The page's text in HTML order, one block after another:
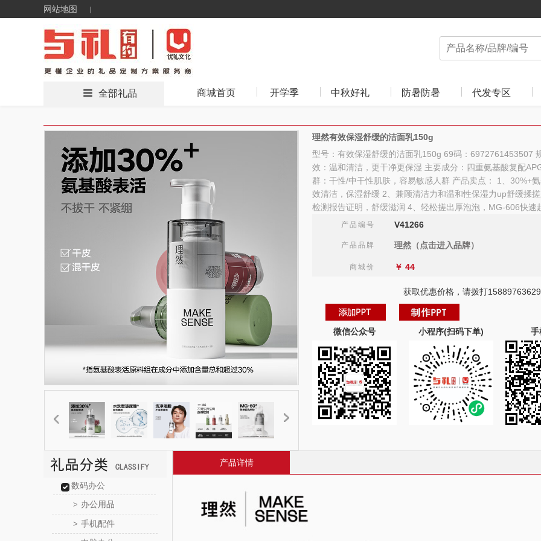
网站地图
全部礼品 商城首页 开学季 中秋好礼 防暑防暑 代发专区
理然有效保湿舒缓的洁面乳150g
型号：有效保湿舒缓的洁面乳150g 69码：6972761453507
效：温和清洁，更干净更保湿 主要成分：四重氨基酸复配
群：干性/中干性肌肤，容易敏感人群 产品卖点： 1、30%+
效清洁，保湿舒缓 2、兼顾清洁力和温和性保湿力up舒缓揉
检测报告证明，舒缓滋润 4、轻松搓出厚泡泡，MG-606快速
产品编号 V41266
产品品牌 理然（点击进入品牌）
商城价 ￥ 44
获取优惠价格，请拨打15889763629
微信公众号 小程序(扫码下单) 手
数码办公
> 办公用品
> 手机配件
产品详情